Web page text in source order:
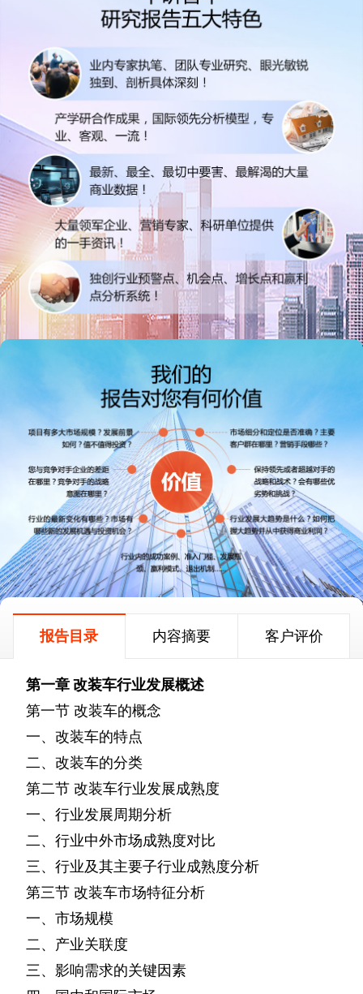
报告目录 内容摘要 客户评价
第一章改装车行业发展概述
第一节 改装车的概念
一、改装车的特点
二、改装车的分类
第二节 改装车行业发展成熟度
一、行业发展周期分析
二、行业中外市场成熟度对比
三、行业及其主要子行业成熟度分析
第三节 改装车市场特征分析
一、市场规模
二、产业关联度
三、影响需求的关键因素